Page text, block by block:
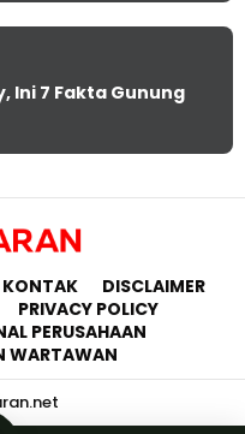
Ini 7 Fakta Gunung
KONTAK
DISCLAIMER
PRIVACY POLICY
PERUSAHAAN
WARTAWAN